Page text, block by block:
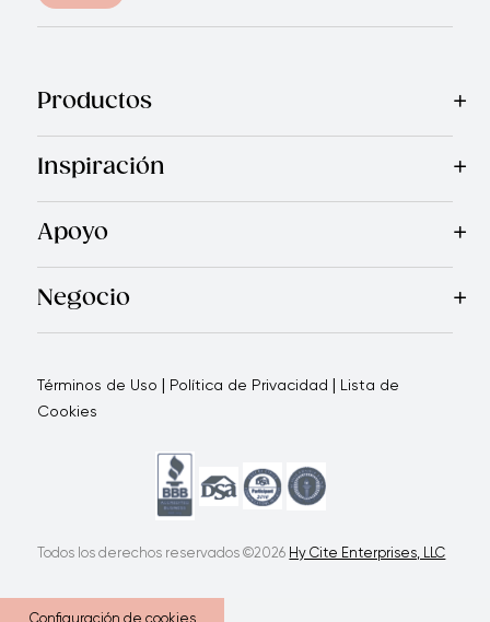
Productos
Mas VendidosCocinaElectrodomésticosCubiertos
Inspiración
RecetasBlogRevista Royal PrestigePrograma de
Apoyo
Garantía Royal Prestige®Quienes SomosPolítica de
Negocio
Por qué elegirnosCómo te apoyamosBlogs -
Términos de Uso | Política de Privacidad | Lista de
Cookies
Todos los derechos reservados ©2026 Hy Cite Enterprises, LLC
Configuración de cookies